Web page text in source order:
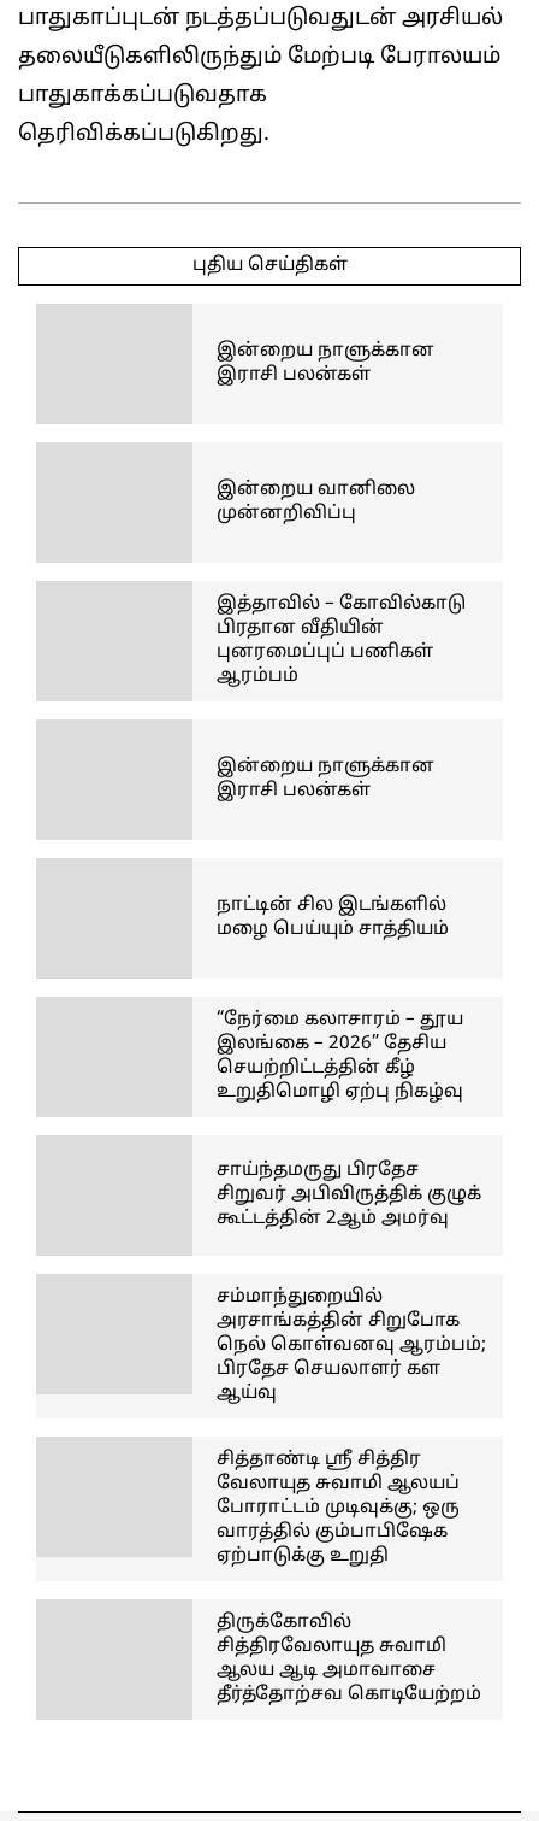
பாதுகாப்புடன் நடத்தப்படுவதுடன் அரசியல்
தலையீடுகளிலிருந்தும் மேற்படி பேராலயம்
பாதுகாக்கப்படுவதாக
தெரிவிக்கப்படுகிறது.
04-
புதிய செய்திகள்
இன்றைய நாளுக்கான
இராசி பலன்கள்
இன்றைய வானிலை
முன்னறிவிப்பு
இத்தாவில் – கோவில்காடு
பிரதான வீதியின்
புனரமைப்புப் பணிகள்
ஆரம்பம்
இன்றைய நாளுக்கான
இராசி பலன்கள்
நாட்டின் சில இடங்களில்
மழை பெய்யும் சாத்தியம்
“நேர்மை கலாசாரம் – தூய
இலங்கை – 2026” தேசிய
செயற்றிட்டத்தின் கீழ்
உறுதிமொழி ஏற்பு நிகழ்வு
சாய்ந்தமருது பிரதேச
சிறுவர் அபிவிருத்திக் குழுக்
கூட்டத்தின் 2ஆம் அமர்வு
சம்மாந்துறையில்
அரசாங்கத்தின் சிறுபோக
நெல் கொள்வனவு ஆரம்பம்;
பிரதேச செயலாளர் கள
ஆய்வு
சித்தாண்டி ஸ்ரீ சித்திர
வேலாயுத சுவாமி ஆலயப்
போராட்டம் முடிவுக்கு; ஒரு
வாரத்தில் கும்பாபிஷேக
ஏற்பாடுக்கு உறுதி
திருக்கோவில்
சித்திரவேலாயுத சுவாமி
ஆலய ஆடி அமாவாசை
தீர்த்தோற்சவ கொடியேற்றம்